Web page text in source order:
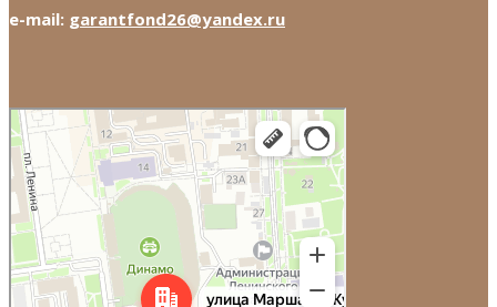
e-mail: garantfond26@yandex.ru